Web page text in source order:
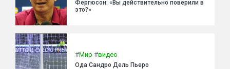
Фергюсон: «Вы действительно поверили в
это?»
#Мир #видео
Ода Сандро Дель Пьеро